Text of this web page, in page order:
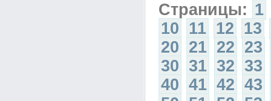
Страницы: 1
10 11 12 13
20 21 22 23
30 31 32 33
40 41 42 43